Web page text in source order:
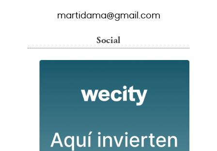
martidama@gmail.com
Social